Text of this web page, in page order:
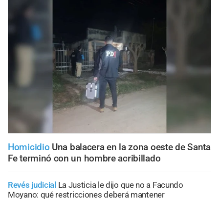
Homicidio Una balacera en la zona oeste de Santa
Fe terminó con un hombre acribillado
Revés judicial La Justicia le dijo que no a Facundo
Moyano: qué restricciones deberá mantener